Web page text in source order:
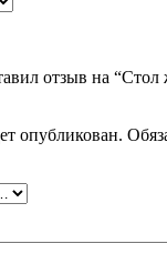
отзыв на
опубликован.